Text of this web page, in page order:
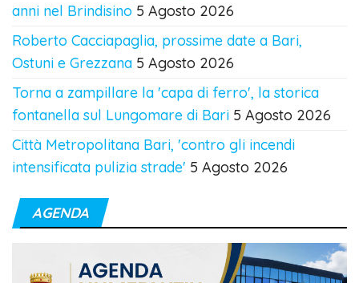
anni nel Brindisino 5 Agosto 2026
Roberto Cacciapaglia, prossime date a Bari,
Ostuni e Grezzana 5 Agosto 2026
Torna a zampillare la 'capa di ferro', la storica
fontanella sul Lungomare di Bari 5 Agosto 2026
Città Metropolitana Bari, 'contro gli incendi
intensificata pulizia strade' 5 Agosto 2026
AGENDA